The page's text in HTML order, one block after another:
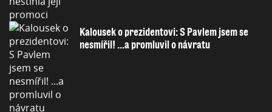
Kalousek o prezidentovi: S Pavlem jsem se
nesmířil! ...a promluvil o návratu